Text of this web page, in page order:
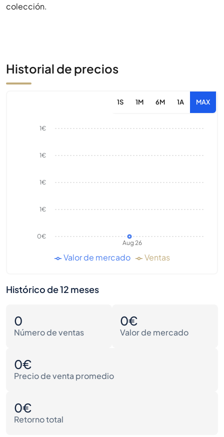
colección.
Historial de precios
1S 1M 6M 1A MAX
Aug 26
0€
1€
1€
1€
1€
Valor de mercado Ventas
Histórico de 12 meses
0
Número de ventas
0€
Valor de mercado
0€
Precio de venta promedio
0€
Retorno total